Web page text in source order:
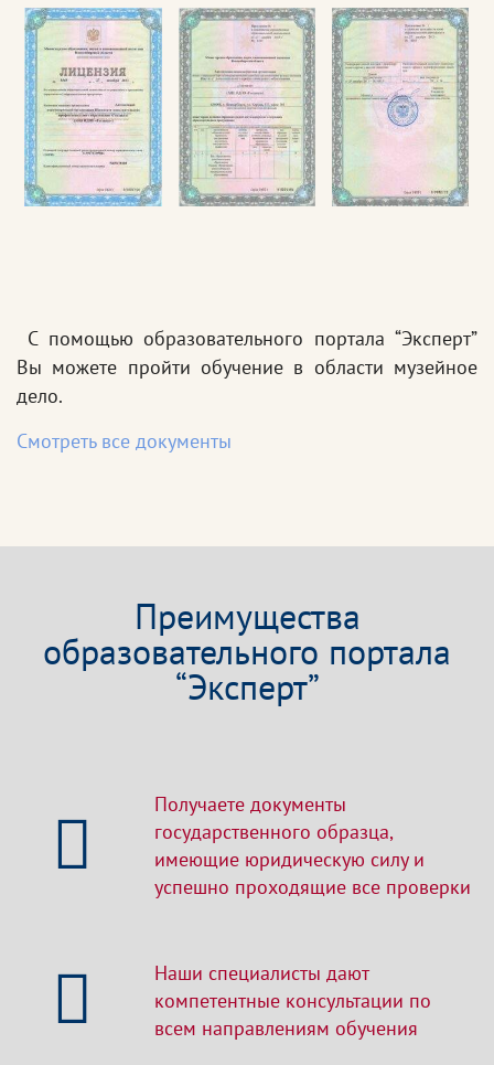
С помощью образовательного портала “Эксперт”
Вы можете пройти обучение в области музейное
дело.
Смотреть все документы
Преимущества
образовательного портала
“Эксперт”
Получаете документы
государственного образца,
имеющие юридическую силу и
успешно проходящие все проверки
Наши специалисты дают
компетентные консультации по
всем направлениям обучения